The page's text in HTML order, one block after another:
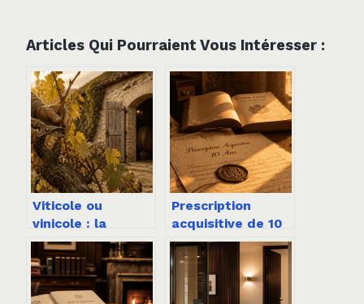
Articles Qui Pourraient Vous Intéresser :
Viticole ou
vinicole : la
frontière réelle
entre le travail de
la vigne et de la
cave
Prescription
acquisitive de 10
ans : comment
valider votre titre
de propriété sans
attendre trente